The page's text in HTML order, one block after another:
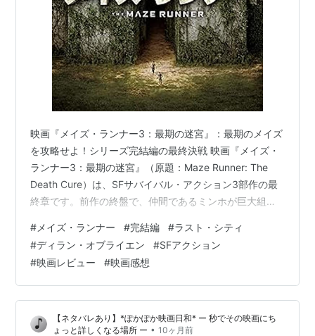
Rated PG-13 for thematic elements and intense
sequences of sci-fi violence and action, including
some disturbing images.
映画『メイズ・ランナー3：最期の迷宮』：最期のメイズ
を攻略せよ！シリーズ完結編の最終決戦 映画『メイズ・
ランナー3：最期の迷宮』（原題：Maze Runner: The
Death Cure）は、SFサバイバル・アクション3部作の最
終章です。前作の終盤で、仲間であるミンホが巨大組織
は、彼を救出するため、残された仲間たちと共にWCKD
の最後の拠点「ラスト・シティ」を目指します。そこ
は、WCKDがフレアウイルスの治療法を完成させるため
に、免疫を持つ若者たちを実験台にしている、最も危険
で厳重に警備された場所でした。キャッチコピーの通り
「最期の迷路」…
#メイズ・ランナー #完結編 #ラスト・シティ
#ディラン・オブライエン #SFアクション
#映画レビュー #映画感想
【ネタバレあり】*ぽかぽか映画日和* ー 秒でその映画にち
ょっと詳しくなる場所 ー • 10ヶ月前